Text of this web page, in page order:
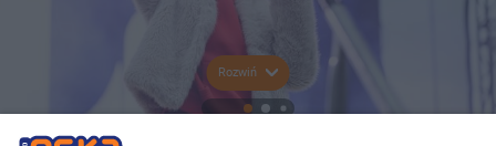
Rozwiń